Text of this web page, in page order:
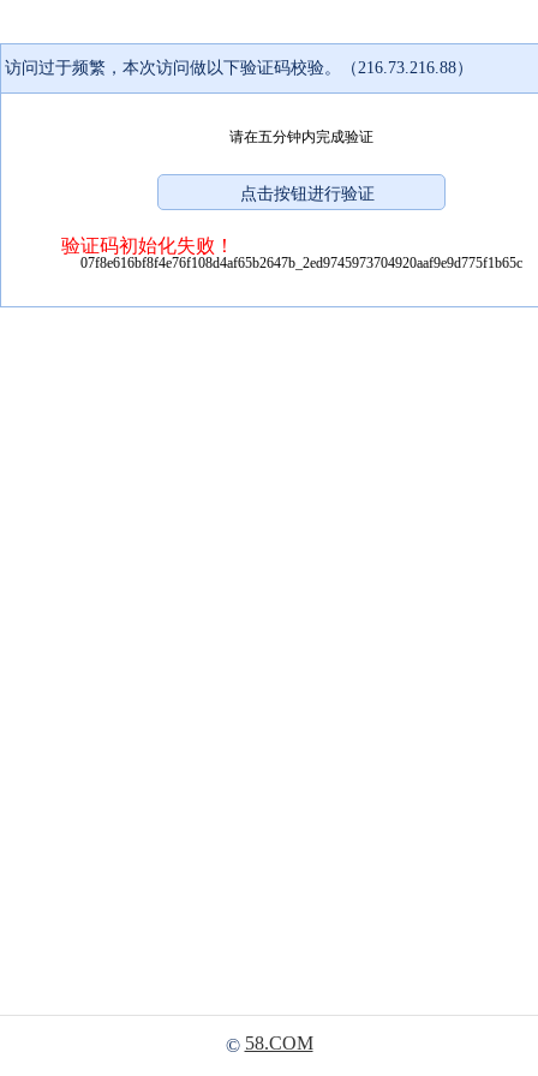
访问过于频繁，本次访问做以下验证码校验。（216.73.216.88）
请在五分钟内完成验证
验证码初始化失败！
07f8e616bf8f4e76f108d4af65b2647b_2ed9745973704920aaf9e9d775f1b65c
© 58.COM